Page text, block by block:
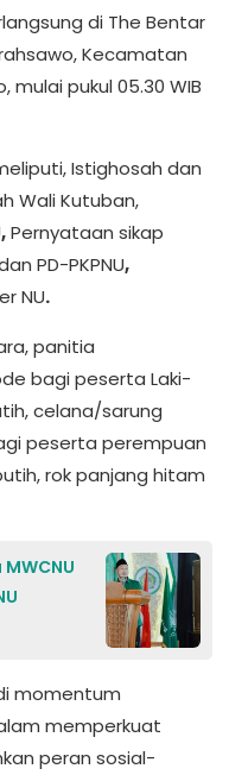
di The Bentar
Kecamatan
pukul 05.30 WIB
Istighosah dan
Wali Kutuban,
,Pernyataan sikap
PD-PKPNU,
NU.
panitia
bagi peserta Laki-
celana/sarung
peserta perempuan
rok panjang hitam
momentum
memperkuat
peran sosial-